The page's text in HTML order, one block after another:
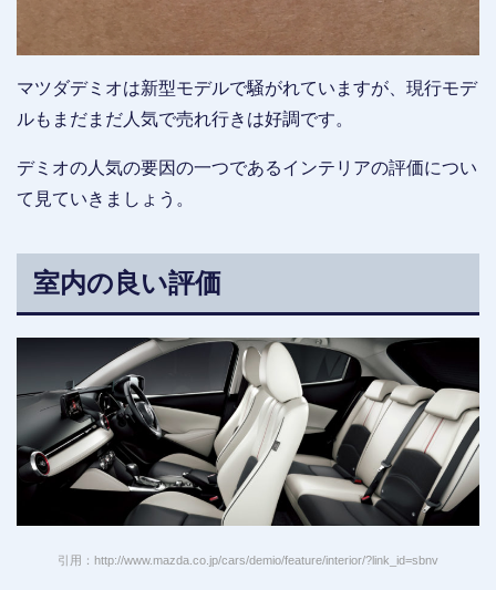
マツダデミオは新型モデルで騒がれていますが、現行モデ
ルもまだまだ人気で売れ行きは好調です。
デミオの人気の要因の一つであるインテリアの評価につい
て見ていきましょう。
室内の良い評価
引用：http://www.mazda.co.jp/cars/demio/feature/interior/?link_id=sbnv